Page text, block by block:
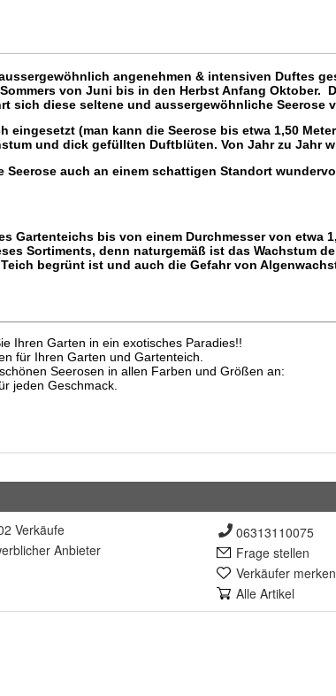
Verkäufe
er Anbieter
06313110075
Frage stellen
Verkäufer merken
Alle Artikel